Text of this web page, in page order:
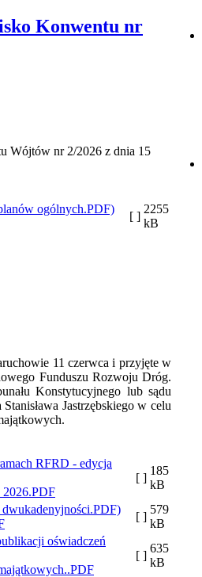
Konwentu nr
Wójtów nr 2/2026 z dnia 15
[ ]
2255
kB
11 czerwca i przyjęte w
Funduszu Rozwoju Dróg.
Konstytucyjnego lub sądu
Jastrzębskiego w celu
2026.PDF
[ ]
185
kB
[ ]
579
kB
[ ]
635
kB